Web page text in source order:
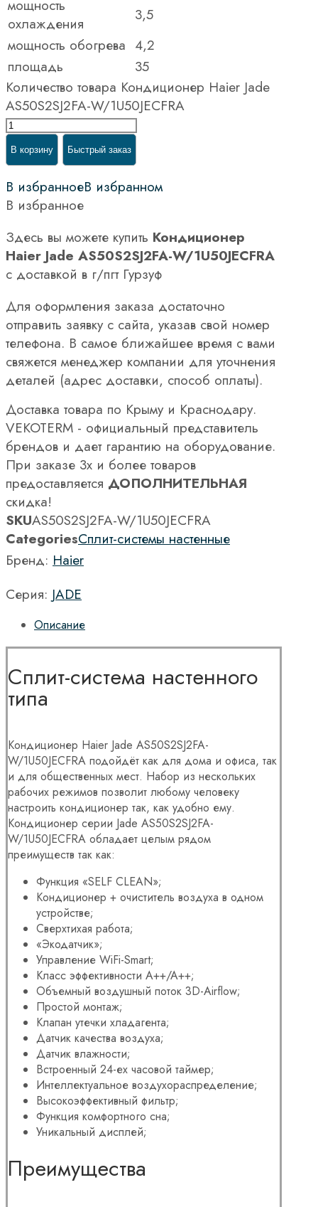
мощность
охлаждения
3,5
мощность обогрева 4,2
площадь
35
Количество товара Кондиционер Haier Jade
AS50S2SJ2FA-W/1U50JECFRA
В корзину Быстрый заказ
В избранноеВ избранном
В избранное
Здесь вы можете купить Кондиционер
Haier Jade AS50S2SJ2FA-W/1U50JECFRA
с доставкой в г/пгт Гурзуф
Для оформления заказа достаточно
отправить заявку с сайта, указав свой номер
телефона. В самое ближайшее время с вами
свяжется менеджер компании для уточнения
деталей (адрес доставки, способ оплаты).
Доставка товара по Крыму и Краснодару.
VEKOTERM - официальный представитель
брендов и дает гарантию на оборудование.
При заказе 3х и более товаров
предоставляется ДОПОЛНИТЕЛЬНАЯ
скидка!
SKUAS50S2SJ2FA-W/1U50JECFRA
CategoriesСплит-системы настенные
Бренд: Haier
Серия: JADE
Описание
Сплит-система настенного
типа
Кондиционер Haier Jade AS50S2SJ2FA-
W/1U50JECFRA подойдёт как для дома и офиса, так
и для общественных мест. Набор из нескольких
рабочих режимов позволит любому человеку
настроить кондиционер так, как удобно ему.
Кондиционер серии Jade AS50S2SJ2FA-
W/1U50JECFRA обладает целым рядом
преимуществ так как:
Функция «SELF CLEAN»;
Кондиционер + очиститель воздуха в одном
устройстве;
Сверхтихая работа;
«Экодатчик»;
Управление WiFi-Smart;
Класс эффективности A++/A++;
Объемный воздушный поток 3D-Airflow;
Простой монтаж;
Клапан утечки хладагента;
Датчик качества воздуха;
Датчик влажности;
Встроенный 24-ех часовой таймер;
Интеллектуальное воздухораспределение;
Высокоэффективный фильтр;
Функция комфортного сна;
Уникальный дисплей;
Преимущества